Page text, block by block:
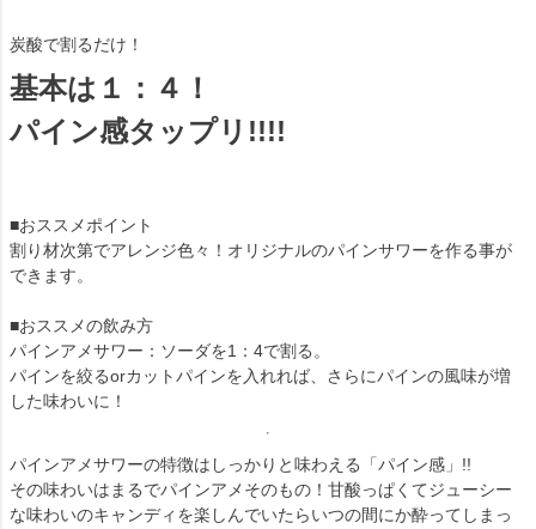
炭酸で割るだけ！
基本は１：４！
パイン感タップリ!!!!
■おススメポイント
割り材次第でアレンジ色々！オリジナルのパインサワーを作る事が
できます。
■おススメの飲み方
パインアメサワー：ソーダを1：4で割る。
パインを絞るorカットパインを入れれば、さらにパインの風味が増
した味わいに！
パインアメサワーの特徴はしっかりと味わえる「パイン感」!!
その味わいはまるでパインアメそのもの！甘酸っぱくてジューシー
な味わいのキャンディを楽しんでいたらいつの間にか酔ってしまっ